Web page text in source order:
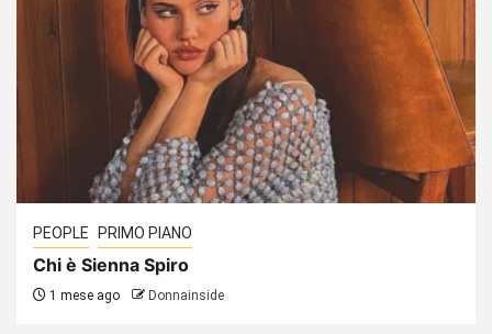
PEOPLE PRIMO PIANO
Chi è Sienna Spiro
1 mese ago Donnainside